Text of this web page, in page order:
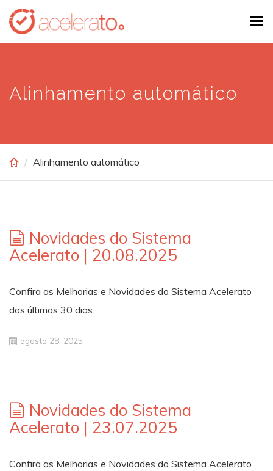
Skip
main
Alinhamento automático
Alinhamento automático
Novidades do Sistema
Acelerato | 20.08.2025
Confira as Melhorias e Novidades do Sistema Acelerato
dos últimos 30 dias.
agosto 28, 2025
Novidades do Sistema
Acelerato | 23.07.2025
Confira as Melhorias e Novidades do Sistema Acelerato